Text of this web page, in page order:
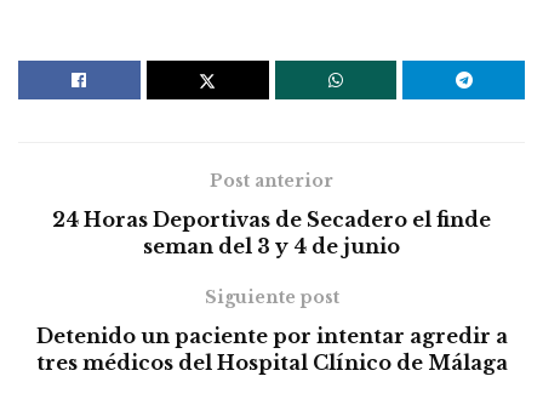
Post anterior
24 Horas Deportivas de Secadero el finde
seman del 3 y 4 de junio
Siguiente post
Detenido un paciente por intentar agredir a
tres médicos del Hospital Clínico de Málaga